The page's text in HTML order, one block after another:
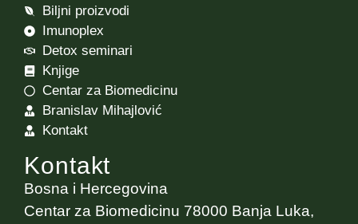
Biljni proizvodi
Imunoplex
Detox seminari
Knjige
Centar za Biomedicinu
Branislav Mihajlović
Kontakt
Kontakt
Bosna i Hercegovina
Centar za Biomedicinu 78000 Banja Luka,